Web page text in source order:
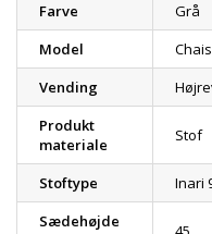
Farve
Grå
Model
Vending
Produkt
materiale
Stof
Stoftype
Inari
Sædehøjde